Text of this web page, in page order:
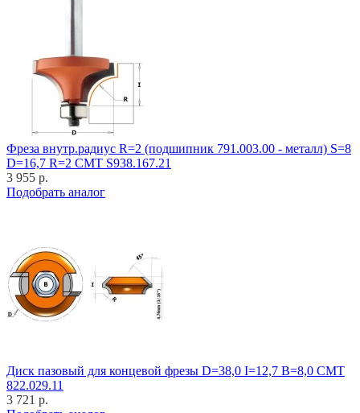
Фреза внутр.радиус R=2 (подшипник 791.003.00 - металл) S=8
D=16,7 R=2 CMT S938.167.21
3 955 р.
Подобрать аналог
Диск пазовый для концевой фрезы D=38,0 I=12,7 B=8,0 CMT
822.029.11
3 721 р.